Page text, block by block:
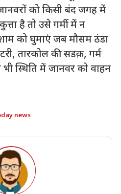
को किसी बंद जगह में
है तो उसे गर्मी में न
को घुमाएं जब मौसम ठंडा
तारकोल की सडक़, गर्म
स्थिति में जानवर को वाहन
news